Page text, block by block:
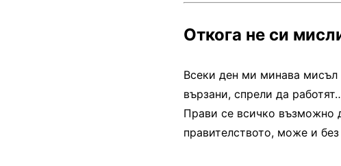
Откога не си
Всеки ден ми минава
вързани, спрели да
Прави се всичко възможно
правителството, може и